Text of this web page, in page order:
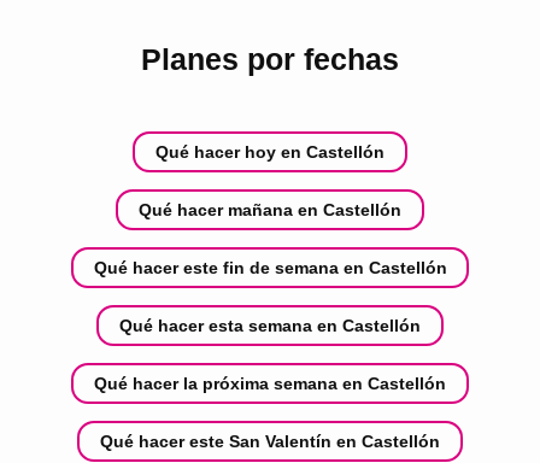
Planes por fechas
Qué hacer hoy en Castellón
Qué hacer mañana en Castellón
Qué hacer este fin de semana en Castellón
Qué hacer esta semana en Castellón
Qué hacer la próxima semana en Castellón
Qué hacer este San Valentín en Castellón